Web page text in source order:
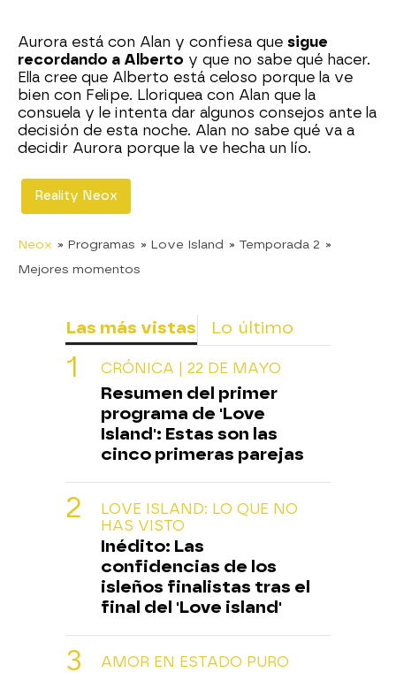
Aurora está con Alan y confiesa que sigue
recordando a Alberto y que no sabe qué hacer.
Ella cree que Alberto está celoso porque la ve
bien con Felipe. Lloriquea con Alan que la
consuela y le intenta dar algunos consejos ante la
decisión de esta noche. Alan no sabe qué va a
decidir Aurora porque la ve hecha un lío.
Reality Neox
Neox » Programas » Love Island » Temporada 2 »
Mejores momentos
Las más vistas Lo último
CRÓNICA | 22 DE MAYO
Resumen del primer
programa de 'Love
Island': Estas son las
cinco primeras parejas
LOVE ISLAND: LO QUE NO
HAS VISTO
Inédito: Las
confidencias de los
isleños finalistas tras el
final del 'Love island'
AMOR EN ESTADO PURO